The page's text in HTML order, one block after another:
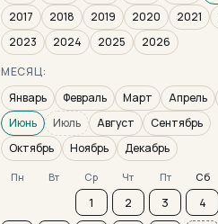
2017
2018 2019 2020 2021
2023
2024 2025
2026
МЕСЯЦ:
Январь
Февраль Март Апрель
Июнь
Июль Август
Сентябрь
Октябрь
Ноябрь Декабрь
Пн Вт Ср Чт Пт Сб
1 2 3 4